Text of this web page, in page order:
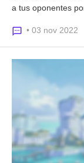
a tus oponentes
• 03 nov 2022